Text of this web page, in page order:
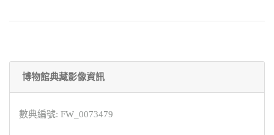
博物館典藏影像資訊
數典編號: FW_0073479